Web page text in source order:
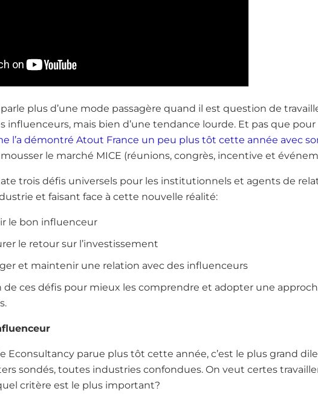
plus d’une mode passagère quand il est question de
influenceurs, mais bien d’une tendance lourde. Et pas que
l’a démontré Atout France un peu plus tôt cette année avec
le marché MICE (réunions, congrès, incentive et
trois défis universels pour les institutionnels et agents de
et faisant face à cette nouvelle réalité:
le bon influenceur
le retour sur l’investissement
et maintenir une relation avec des influenceurs
de ces défis pour mieux les comprendre et adopter une
Econsultancy parue plus tôt cette année, c’est le plus grand
sondés, toutes industries confondues. On veut certes
critère est le plus important?